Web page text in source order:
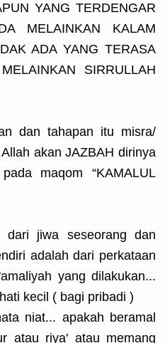
YANG TERDENGAR
MELAINKAN KALAM
ADA YANG TERASA
SIRRULLAH
dan tahapan itu misra/
akan JAZBAH dirinya
maqom “KAMALUL
dari jiwa seseorang dan
adalah dari perkataan
yang dilakukan...
kecil ( bagi pribadi )
niat... apakah beramal
atau riya' atau memang